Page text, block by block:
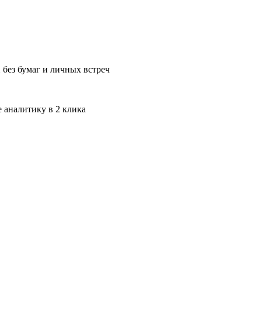
бумаг и личных встреч
аналитику в 2 клика